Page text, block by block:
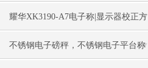
耀华XK3190-A7电子称|显示器校正方
法
不锈钢电子磅秤，不锈钢电子平台称